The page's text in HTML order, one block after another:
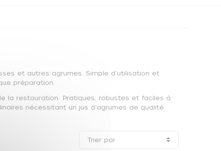
et autres agrumes. Simple d'utilisation et
préparation.
la restauration. Pratiques, robustes et faciles à
nécessitant un jus d'agrumes de qualité.
Trier par